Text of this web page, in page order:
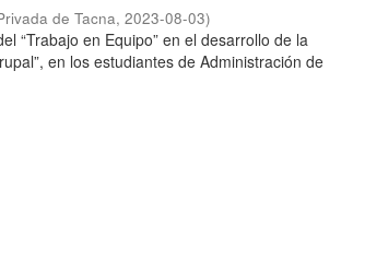
de Tacna,2023-08-03)
“Trabajo en Equipo” en el desarrollo de la
en los estudiantes de Administración de